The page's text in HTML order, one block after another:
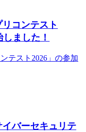
リコンテスト
ました！
テスト2026」の参加
バーセキュリテ